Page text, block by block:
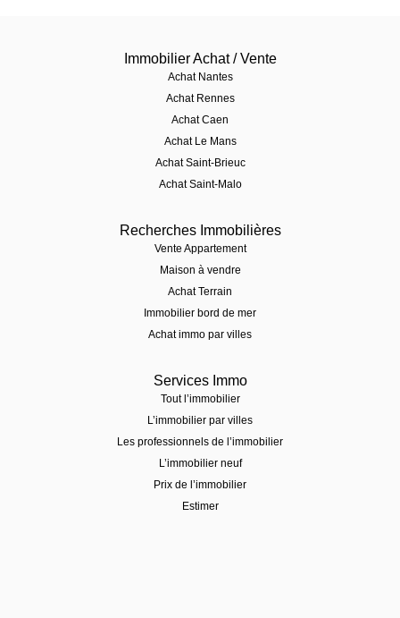
Immobilier Achat / Vente
Achat Nantes
Achat Rennes
Achat Caen
Achat Le Mans
Achat Saint-Brieuc
Achat Saint-Malo
Recherches Immobilières
Vente Appartement
Maison à vendre
Achat Terrain
Immobilier bord de mer
Achat immo par villes
Services Immo
Tout l’immobilier
L’immobilier par villes
Les professionnels de l’immobilier
L’immobilier neuf
Prix de l’immobilier
Estimer